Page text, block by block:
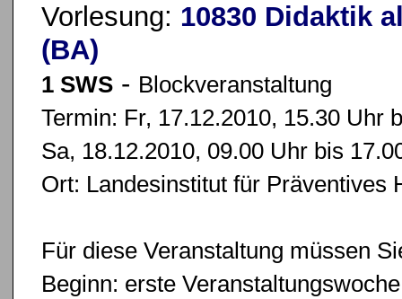
Vorlesung: 10830 Didaktik
(BA)
1 SWS - Blockveranstaltung
Termin: Fr, 17.12.2010, 15.30 Uhr
Sa, 18.12.2010, 09.00 Uhr bis
Ort: Landesinstitut für Präventives
Für diese Veranstaltung müssen
Beginn: erste Veranstaltungswoche